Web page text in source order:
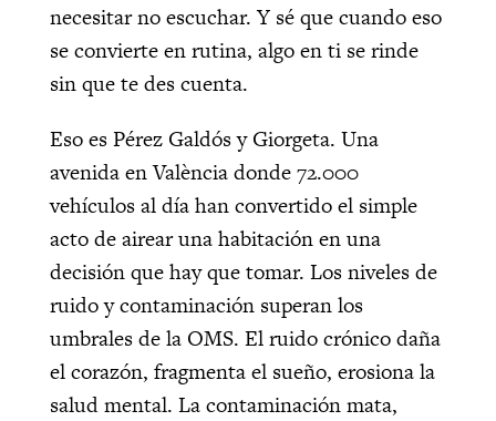
necesitar no escuchar. Y sé que cuando eso
se convierte en rutina, algo en ti se rinde
sin que te des cuenta.
Eso es Pérez Galdós y Giorgeta. Una
avenida en València donde 72.000
vehículos al día han convertido el simple
acto de airear una habitación en una
decisión que hay que tomar. Los niveles de
ruido y contaminación superan los
umbrales de la OMS. El ruido crónico daña
el corazón, fragmenta el sueño, erosiona la
salud mental. La contaminación mata,